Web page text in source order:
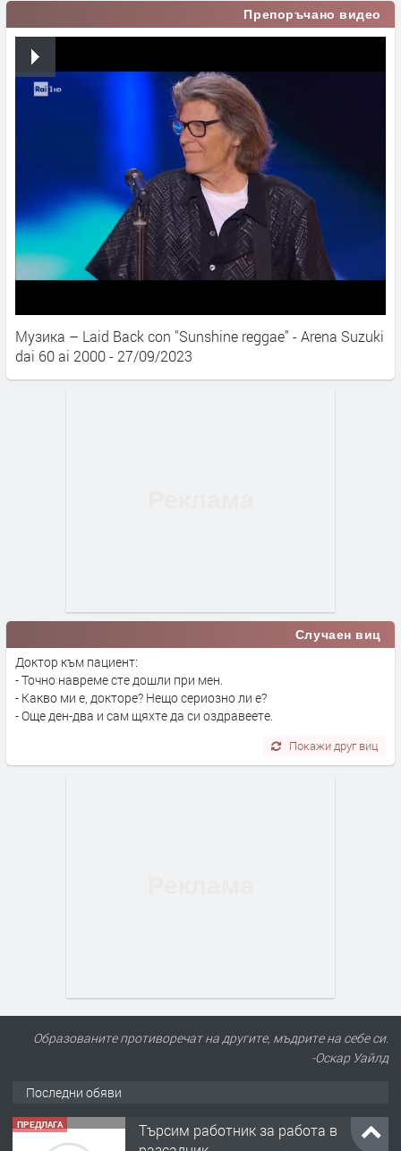
Препоръчано видео
Музика – Laid Back con "Sunshine reggae" - Arena Suzuki
dai 60 ai 2000 - 27/09/2023
Случаен виц
Доктор към пациент:
- Точно навреме сте дошли при мен.
- Какво ми е, докторе? Нещо сериозно ли е?
- Още ден-два и сам щяхте да си оздравеете.
Покажи друг виц
Образованите противоречат на другите, мъдрите на себе си.
-Оскар Уайлд
Последни обяви
ПРЕДЛАГА
Търсим работник за работа в